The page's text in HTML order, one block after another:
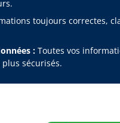
toujours correctes,
: Toutes vos
sécurisés.